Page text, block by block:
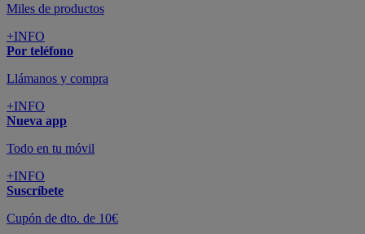
Miles de productos
+INFO
Por teléfono
Llámanos y compra
+INFO
Nueva app
Todo en tu móvil
+INFO
Suscríbete
Cupón de dto. de 10€